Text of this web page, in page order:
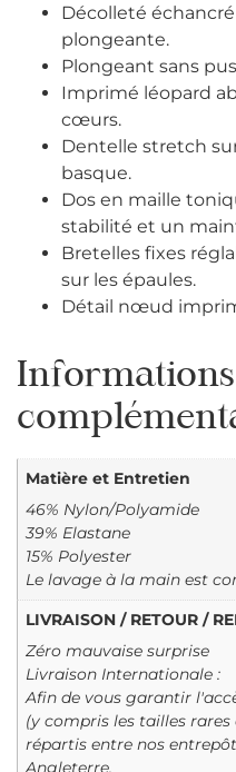
Décolleté
plongeante.
Plongeant sans
Imprimé léopard
cœurs.
Dentelle stretch
basque.
Dos en maille
stabilité et un
Bretelles fixes
sur les épaules.
Détail nœud
Informations
Matière et Entretien
46% Nylon/Polyamide
39% Elastane
15% Polyester
Le lavage à la main est
LIVRAISON / RETOUR /
Zéro mauvaise surprise
Livraison Internationale :
Afin de vous garantir
(y compris les tailles
répartis entre nos